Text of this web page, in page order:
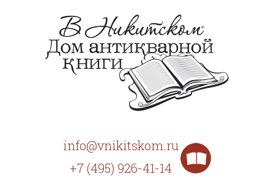
info@vnikitskom.ru
+7 (495) 926-41-14